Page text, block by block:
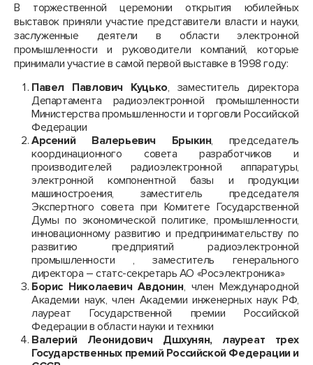
В торжественной церемонии открытия юбилейных
выставок приняли участие представители власти и науки,
заслуженные деятели в области электронной
промышленности и руководители компаний, которые
принимали участие в самой первой выставке в 1998 году:
Павел Павлович Куцько, заместитель директора
Департамента радиоэлектронной промышленности
Министерства промышленности и торговли Российской
Федерации
Арсений Валерьевич Брыкин, председатель
координационного совета разработчиков и
производителей радиоэлектронной аппаратуры,
электронной компонентной базы и продукции
машиностроения, заместитель председателя
Экспертного совета при Комитете Государственной
Думы по экономической политике, промышленности,
инновационному развитию и предпринимательству по
развитию предприятий радиоэлектронной
промышленности , заместитель генерального
директора – статс-секретарь АО «Росэлектроника»
Борис Николаевич Авдонин, член Международной
Академии наук, член Академии инженерных наук РФ,
лауреат Государственной премии Российской
Федерации в области науки и техники
Валерий Леонидович Дшхунян, лауреат трех
Государственных премий Российской Федерации и